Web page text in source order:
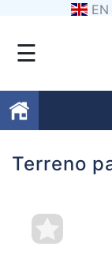
EN
☰
Favoritos
nós
Terreno